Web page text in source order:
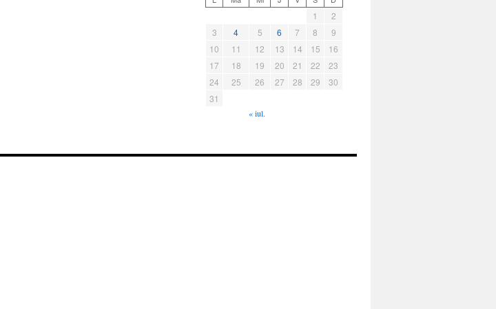
1
2
3
4 5 6 7 8
9
10
11 12 13 14 15
16
17
18 19 20 21 22
23
24
25 26 27 28 29
30
31
« iul.